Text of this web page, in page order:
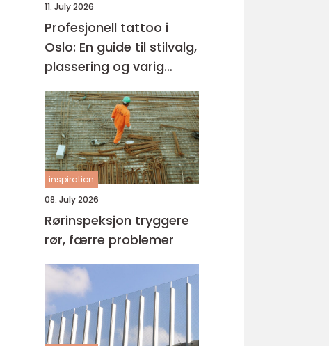
11. July 2026
Profesjonell tattoo i
Oslo: En guide til stilvalg,
plassering og varig
kvalitet
inspiration
08. July 2026
Rørinspeksjon tryggere
rør, færre problemer